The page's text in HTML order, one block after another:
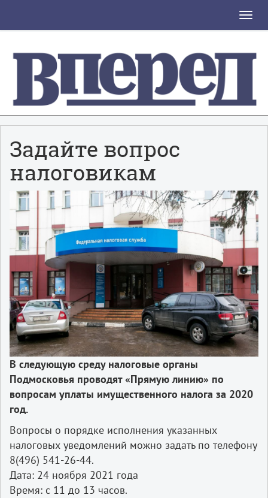
Toggle
Задайте вопрос
налоговикам
В следующую среду налоговые органы
Подмосковья проводят «Прямую линию» по
вопросам уплаты имущественного налога за 2020
год.
Вопросы о порядке исполнения указанных
налоговых уведомлений можно задать по телефону
8(496) 541-26-44.
Дата: 24 ноября 2021 года
Время: с 11 до 13 часов.